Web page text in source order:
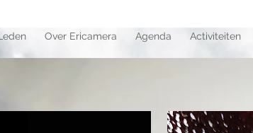
Over Ericamera Agenda Activiteiten